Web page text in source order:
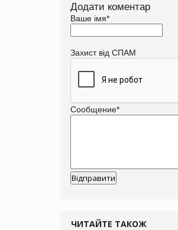
Додати коментар
Ваше імя*
Захист від СПАМ
Сообщение*
ЧИТАЙТЕ ТАКОЖ